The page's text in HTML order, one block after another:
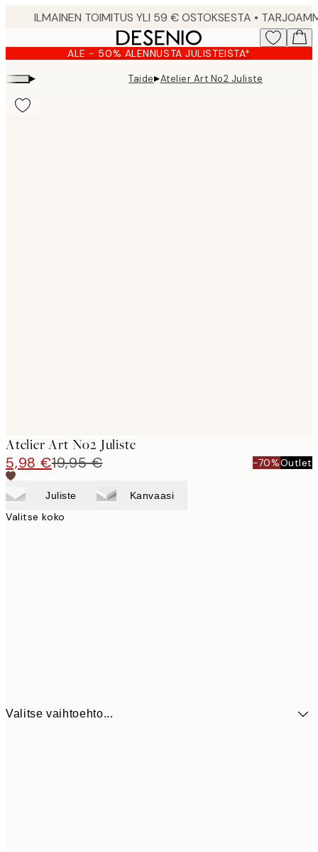
content.
ALE - 50% ALENNUSTA JULISTEISTA*
▸ Taide▸Atelier Art No2 Juliste
Atelier Art No2 Juliste
5,98 €19,95 € -70%Outlet
Juliste Kanvaasi
Valitse koko
Valitse vaihtoehto...